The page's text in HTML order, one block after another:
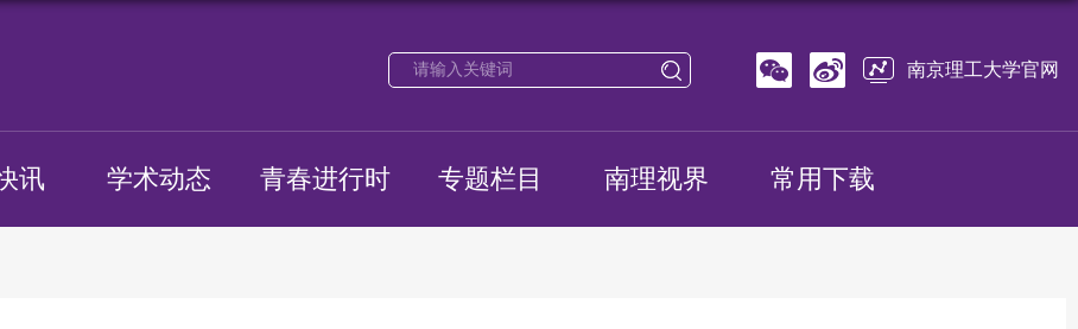
南京理工大学官网
讯 学术动态 青春进行时 专题栏目 南理视界 常用下载